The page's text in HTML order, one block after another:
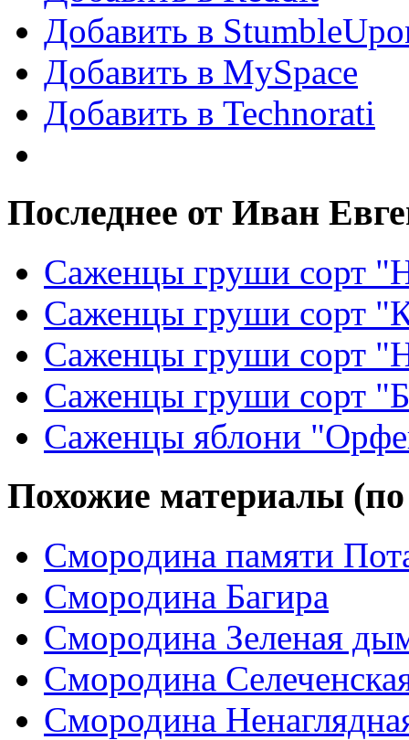
Добавить в
Добавить в MySpace
Добавить в Technorati
Последнее от Иван
Саженцы груши сорт
Саженцы груши сорт
Саженцы груши сорт
Саженцы груши сорт
Саженцы яблони
Похожие материалы (по
Смородина памяти
Смородина Багира
Смородина Зеленая
Смородина
Смородина